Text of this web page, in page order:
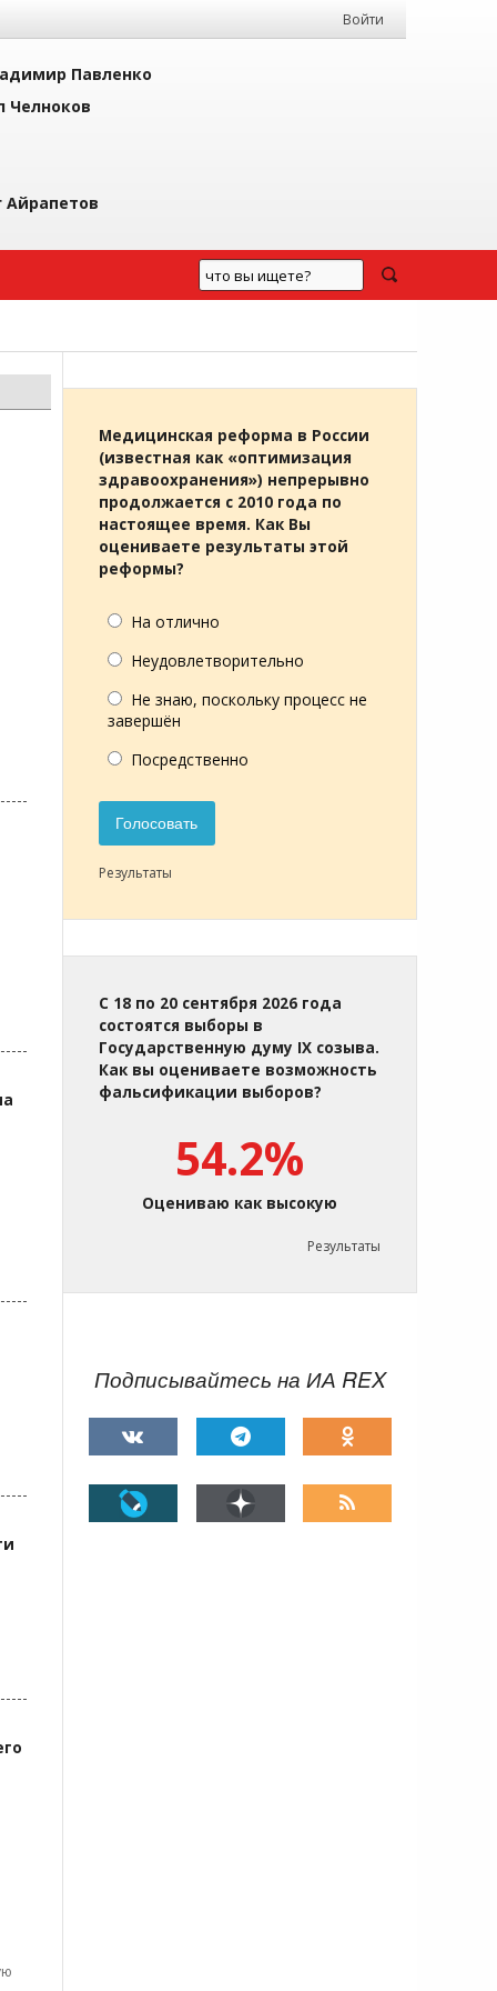
Войти
Павленко
Челноков
Айрапетов
Медицинская реформа в России
(известная как «оптимизация
здравоохранения») непрерывно
продолжается с 2010 года по
настоящее время. Как Вы
оцениваете результаты этой
реформы?
На отлично
Неудовлетворительно
Не знаю, поскольку процесс не
завершён
Посредственно
Голосовать
Результаты
С 18 по 20 сентября 2026 года
состоятся выборы в
Государственную думу IX созыва.
Как вы оцениваете возможность
фальсификации выборов?
54.2%
Оцениваю как высокую
Результаты
Подписывайтесь на ИА REX